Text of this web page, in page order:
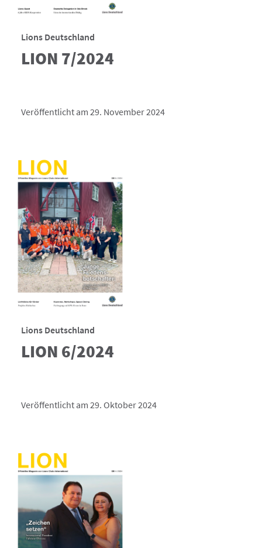
Lions Deutschland
LION 7/2024
Veröffentlicht am 29. November 2024
Lions Deutschland
LION 6/2024
Veröffentlicht am 29. Oktober 2024